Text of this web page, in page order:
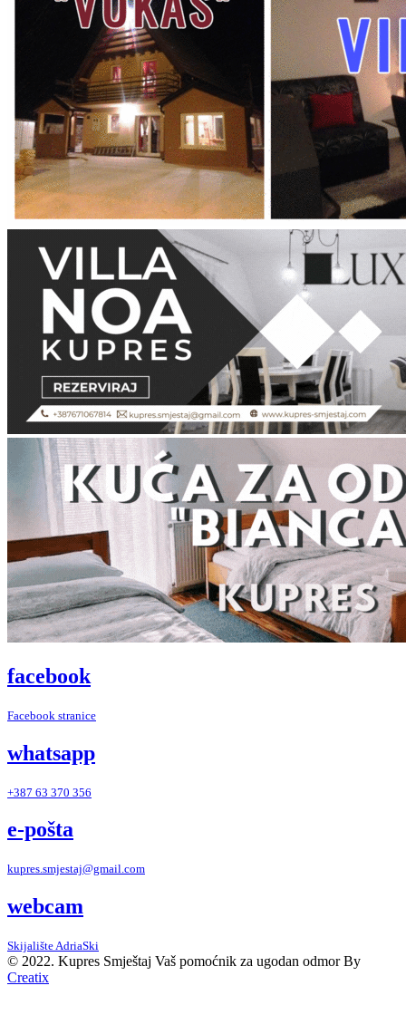
facebook
Facebook stranice
whatsapp
+387 63 370 356
e-pošta
kupres.smjestaj@gmail.com
webcam
Skijalište AdriaSki
© 2022. Kupres Smještaj Vaš pomoćnik za ugodan odmor By
Creatix